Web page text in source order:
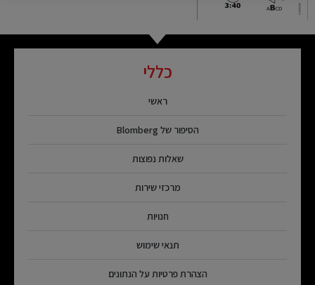
כללי
ראשי
הסיפור של Blomberg
שאלות נפוצות
מרכזי שירות
חנויות
תנאי שימוש
הצהרת פרטיות על הנתונים